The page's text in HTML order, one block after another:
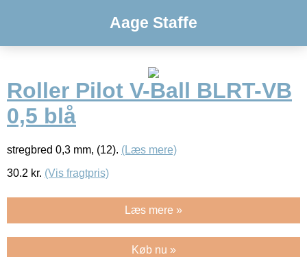
Aage Staffe
Roller Pilot V-Ball BLRT-VB
0,5 blå
stregbred 0,3 mm, (12). (Læs mere)
30.2 kr. (Vis fragtpris)
Læs mere »
Køb nu »